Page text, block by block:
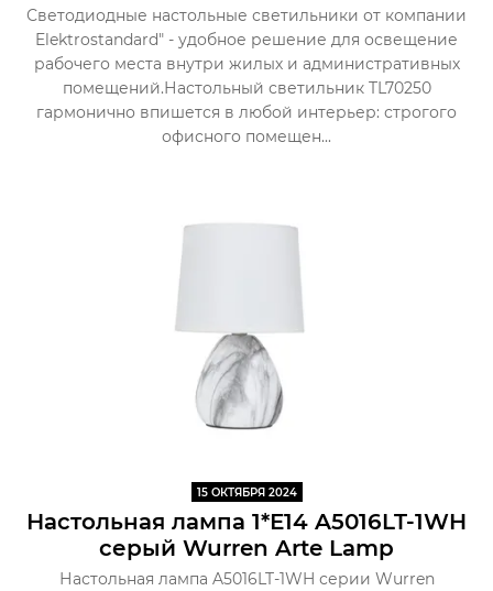
Светодиодные настольные светильники от компании
Elektrostandard" - удобное решение для освещение
рабочего места внутри жилых и административных
помещений.Настольный светильник TL70250
гармонично впишется в любой интерьер: строгого
офисного помещен...
15 ОКТЯБРЯ 2024
Настольная лампа 1*Е14 A5016LT-1WH
серый Wurren Arte Lamp
Настольная лампа A5016LT-1WH серии Wurren